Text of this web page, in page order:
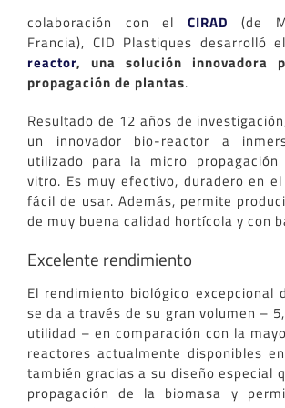
colaboración con el CIRAD (de
Francia), CID Plastiques desarrolló el
reactor, una solución innovadora
propagación de plantas.
Resultado de 12 años de
un innovador bio-reactor a
utilizado para la micro
vitro. Es muy efectivo, duradero en
fácil de usar. Además, permite
de muy buena calidad hortícola y con
Excelente rendimiento
El rendimiento biológico excepcional
se da a través de su gran volumen –
utilidad – en comparación con la
reactores actualmente disponibles
también gracias a su diseño especial
propagación de la biomasa y